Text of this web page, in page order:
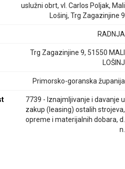
uslužni obrt, vl. Carlos Poljak, Mali
Lošinj, Trg Zagazinjine 9
RADNJA
Trg Zagazinjine 9, 51550 MALI
LOŠINJ
Primorsko-goranska županija
7739 - Iznajmljivanje i davanje u
zakup (leasing) ostalih strojeva,
opreme i materijalnih dobara, d.
n.